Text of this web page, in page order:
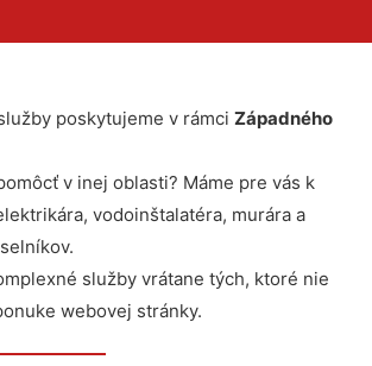
poskytujeme v rámci Západného
v inej oblasti? Máme pre vás k
vodoinštalatéra, murára a
služby vrátane tých, ktoré nie
webovej stránky.